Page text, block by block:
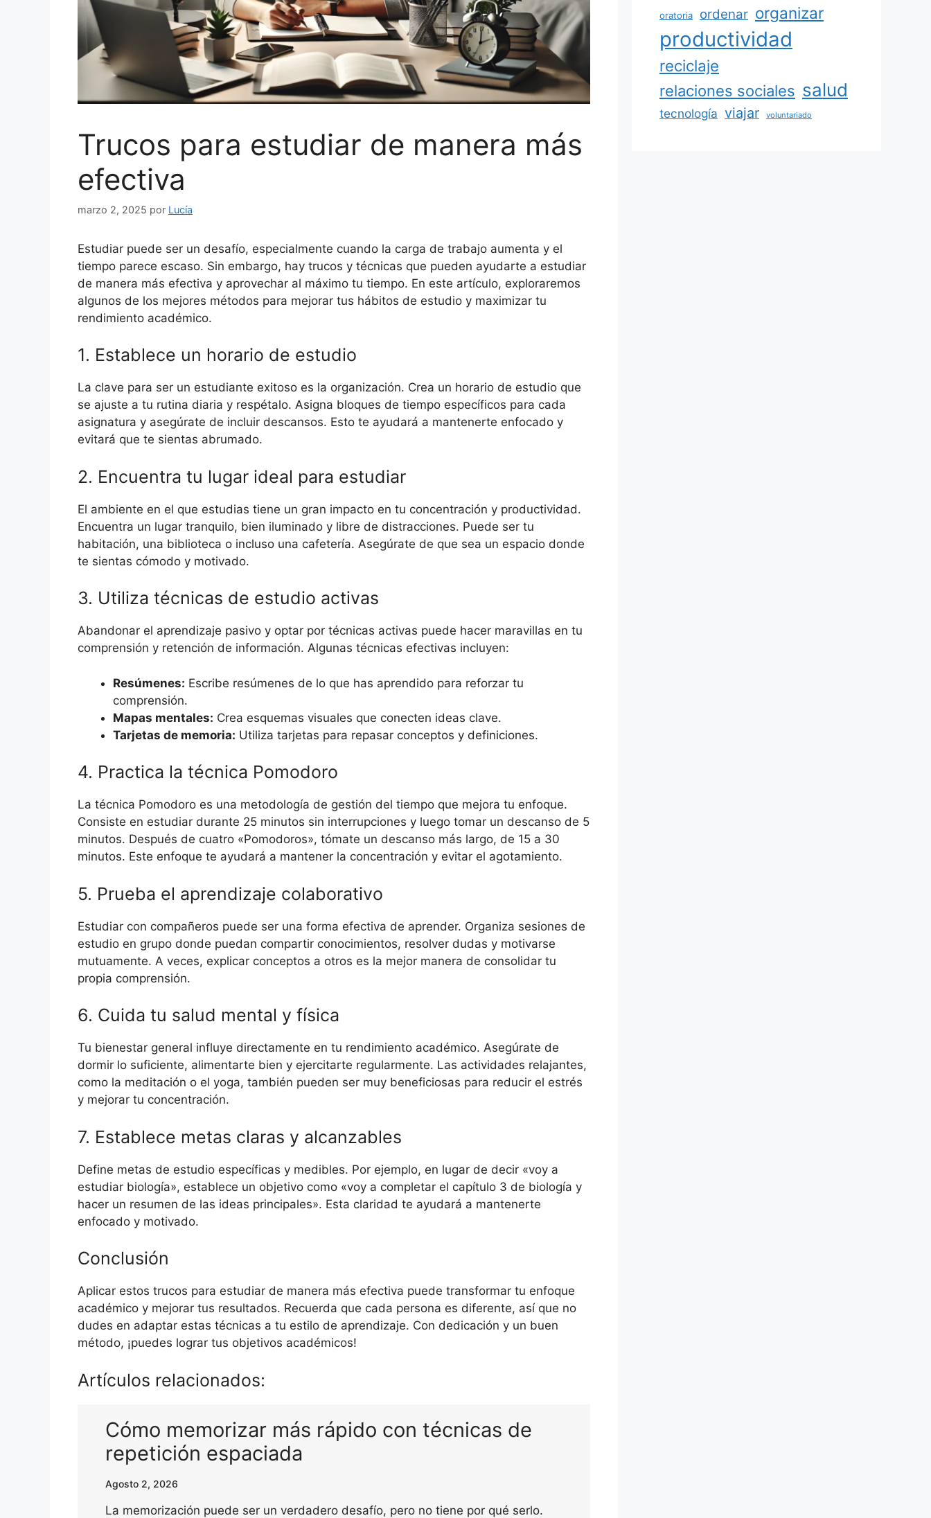
Trucos para estudiar de manera más
efectiva
marzo 2, 2025 por Lucía
Estudiar puede ser un desafío, especialmente cuando la carga de trabajo aumenta y el
tiempo parece escaso. Sin embargo, hay trucos y técnicas que pueden ayudarte a estudiar
de manera más efectiva y aprovechar al máximo tu tiempo. En este artículo, exploraremos
algunos de los mejores métodos para mejorar tus hábitos de estudio y maximizar tu
rendimiento académico.
1. Establece un horario de estudio
La clave para ser un estudiante exitoso es la organización. Crea un horario de estudio que
se ajuste a tu rutina diaria y respétalo. Asigna bloques de tiempo específicos para cada
asignatura y asegúrate de incluir descansos. Esto te ayudará a mantenerte enfocado y
evitará que te sientas abrumado.
2. Encuentra tu lugar ideal para estudiar
El ambiente en el que estudias tiene un gran impacto en tu concentración y productividad.
Encuentra un lugar tranquilo, bien iluminado y libre de distracciones. Puede ser tu
habitación, una biblioteca o incluso una cafetería. Asegúrate de que sea un espacio donde
te sientas cómodo y motivado.
3. Utiliza técnicas de estudio activas
Abandonar el aprendizaje pasivo y optar por técnicas activas puede hacer maravillas en tu
comprensión y retención de información. Algunas técnicas efectivas incluyen:
Resúmenes: Escribe resúmenes de lo que has aprendido para reforzar tu
comprensión.
Mapas mentales: Crea esquemas visuales que conecten ideas clave.
Tarjetas de memoria: Utiliza tarjetas para repasar conceptos y definiciones.
4. Practica la técnica Pomodoro
La técnica Pomodoro es una metodología de gestión del tiempo que mejora tu enfoque.
Consiste en estudiar durante 25 minutos sin interrupciones y luego tomar un descanso de 5
minutos. Después de cuatro «Pomodoros», tómate un descanso más largo, de 15 a 30
minutos. Este enfoque te ayudará a mantener la concentración y evitar el agotamiento.
5. Prueba el aprendizaje colaborativo
Estudiar con compañeros puede ser una forma efectiva de aprender. Organiza sesiones de
estudio en grupo donde puedan compartir conocimientos, resolver dudas y motivarse
mutuamente. A veces, explicar conceptos a otros es la mejor manera de consolidar tu
propia comprensión.
6. Cuida tu salud mental y física
Tu bienestar general influye directamente en tu rendimiento académico. Asegúrate de
dormir lo suficiente, alimentarte bien y ejercitarte regularmente. Las actividades relajantes,
como la meditación o el yoga, también pueden ser muy beneficiosas para reducir el estrés
y mejorar tu concentración.
7. Establece metas claras y alcanzables
Define metas de estudio específicas y medibles. Por ejemplo, en lugar de decir «voy a
estudiar biología», establece un objetivo como «voy a completar el capítulo 3 de biología y
hacer un resumen de las ideas principales». Esta claridad te ayudará a mantenerte
enfocado y motivado.
Conclusión
Aplicar estos trucos para estudiar de manera más efectiva puede transformar tu enfoque
académico y mejorar tus resultados. Recuerda que cada persona es diferente, así que no
dudes en adaptar estas técnicas a tu estilo de aprendizaje. Con dedicación y un buen
método, ¡puedes lograr tus objetivos académicos!
Artículos relacionados:
Cómo memorizar más rápido con técnicas de
repetición espaciada
Agosto 2, 2026
La memorización puede ser un verdadero desafío, pero no tiene por qué serlo.
oratoria ordenar organizar
productividad
reciclaje
relaciones sociales salud
tecnología viajar voluntariado